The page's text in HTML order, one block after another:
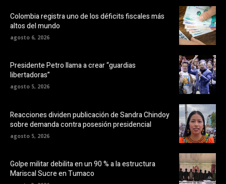
Colombia registra uno de los déficits fiscales más
altos del mundo
agosto 6, 2026
Presidente Petro llama a crear “guardias
libertadoras”
agosto 5, 2026
Reacciones dividen publicación de Sandra Chindoy
sobre demanda contra posesión presidencial
agosto 5, 2026
Golpe militar debilita en un 90 % a la estructura
Mariscal Sucre en Tumaco